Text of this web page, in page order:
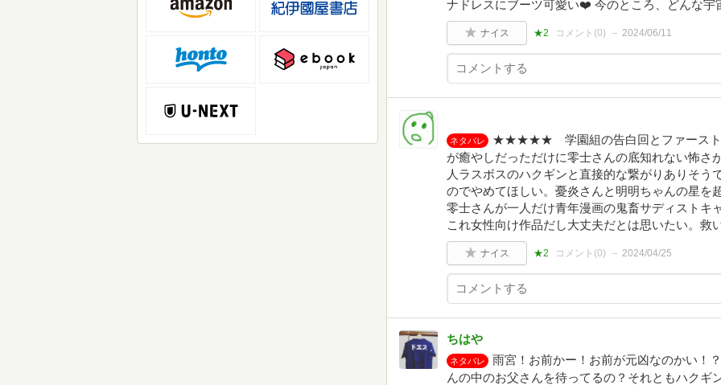
ナドレスにブーツ可愛い❤️ 今のところ、どんな宇
ナイス ★2 コメント(0) 2024/06/11
ネタバレ
★★★★★ 学園組の告白回とファースト
が癒やしだっただけに零士さんの底知れない怖さ
人ラスボスのハクギンと直接的な繋がりありそう
のでやめてほしい。憂炎さんと明明ちゃんの星を
零士さんが一人だけ青年漫画の鬼畜サディストキ
これ女性向け作品だし大丈夫だとは思いたい。救
ナイス ★2 コメント(0) 2024/04/25
ちはや
ネタバレ
雨宮！お前かー！お前が元凶なのかい！
んの中のお父さんを待ってるの？それともハクギ